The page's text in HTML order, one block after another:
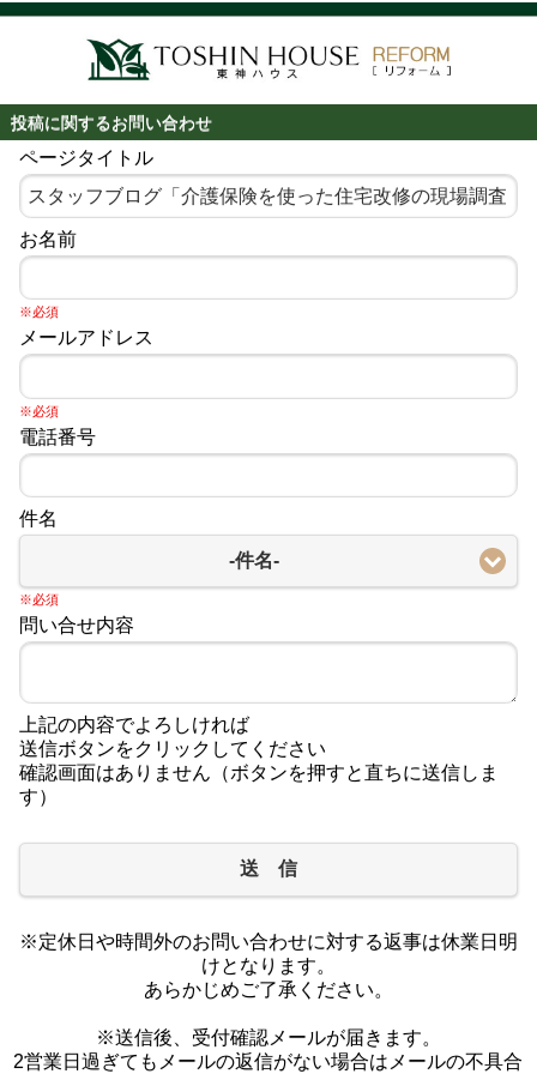
投稿に関するお問い合わせ
ページタイトル
お名前
※必須
メールアドレス
※必須
電話番号
件名
-件名-
※必須
問い合せ内容
上記の内容でよろしければ
送信ボタンをクリックしてください
確認画面はありません（ボタンを押すと直ちに送信しま
す）
送 信
※定休日や時間外のお問い合わせに対する返事は休業日明
けとなります。
あらかじめご了承ください。
※送信後、受付確認メールが届きます。
2営業日過ぎてもメールの返信がない場合はメールの不具合